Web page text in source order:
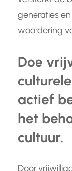
generaties
waardering
Doe
actief
het
cultuur.
Door